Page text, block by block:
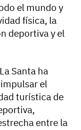
el mundo y
física, la
deportiva y el
Santa ha
el
turística de
entre la